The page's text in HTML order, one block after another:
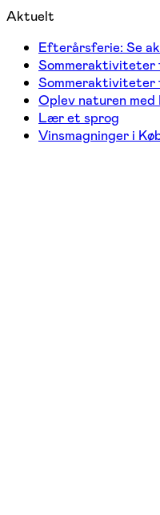
Aktuelt
Efterårsferie: Se
Sommeraktiviteter
Sommeraktiviteter
Oplev naturen med
Lær et sprog
Vinsmagninger i